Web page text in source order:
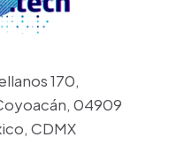
170,
04909
CDMX